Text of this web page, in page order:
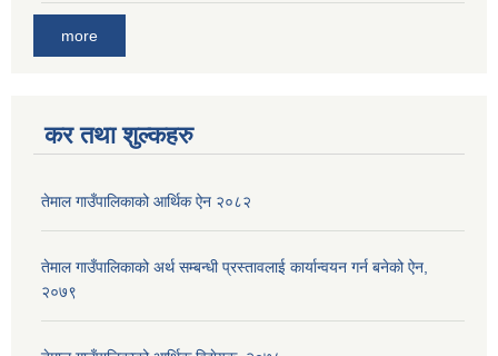
more
कर तथा शुल्कहरु
तेमाल गाउँपालिकाको आर्थिक ऐन २०८२
तेमाल गाउँपालिकाको अर्थ सम्बन्धी प्रस्तावलाई कार्यान्वयन गर्न बनेको ऐन,
२०७९